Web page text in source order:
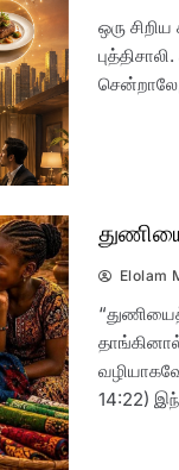
ஒரு
Elolam
14:22)